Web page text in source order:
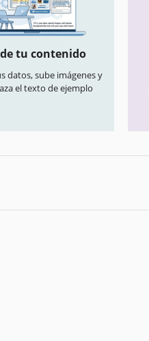
tu contenido
datos, sube imágenes y
el texto de ejemplo